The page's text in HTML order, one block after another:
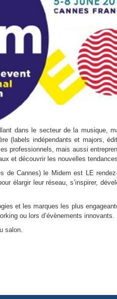
dans le secteur de la musique,
(labels indépendants et majors,
professionnels, mais aussi
et découvrir les nouvelles tendances.
de Cannes) le Midem est LE
élargir leur réseau, s’inspirer,
et les marques les plus
ou lors d’évènements innovants.
salon.